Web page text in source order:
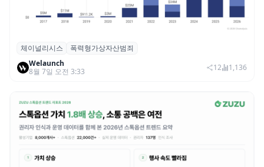
체이널리시스 “가상자산 보유자 대상 폭력
범죄 증가…상반기 탈취액 3000만 달러 돌파
체이널리시스
폭력형가상자산범죄
Welaunch
8월 7일 오전 3:33
12 1,136